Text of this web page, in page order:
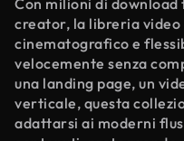
Con milioni di
creator, la libreria
cinematografico e
velocemente senza
una landing page, un
verticale, questa
adattarsi ai moderni